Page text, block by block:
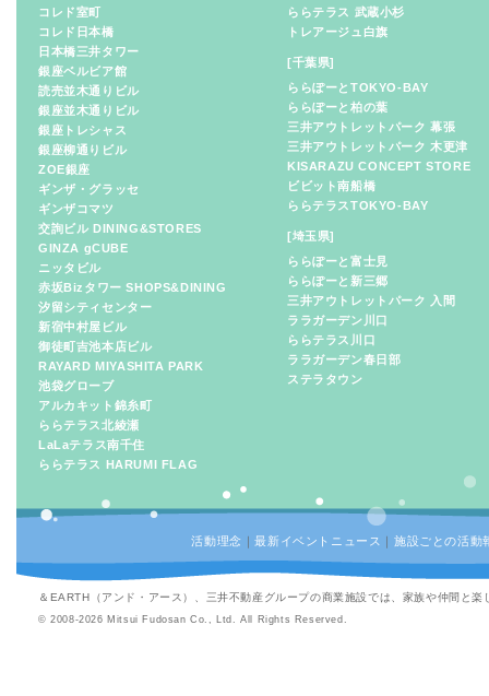
コレド室町
コレド日本橋
日本橋三井タワー
銀座ベルビア館
読売並木通りビル
銀座並木通りビル
銀座トレシャス
銀座柳通りビル
ZOE銀座
ギンザ・グラッセ
ギンザコマツ
交詢ビル DINING&STORES
GINZA gCUBE
ニッタビル
赤坂Bizタワー SHOPS&DINING
汐留シティセンター
新宿中村屋ビル
御徒町吉池本店ビル
RAYARD MIYASHITA PARK
池袋グローブ
アルカキット錦糸町
ららテラス北綾瀬
LaLaテラス南千住
ららテラス HARUMI FLAG
ららテラス 武蔵小杉
トレアージュ白旗
[千葉県]
ららぽーとTOKYO-BAY
ららぽーと柏の葉
三井アウトレットパーク 幕張
三井アウトレットパーク 木更津
KISARAZU CONCEPT STORE
ビビット南船橋
ららテラスTOKYO-BAY
[埼玉県]
ららぽーと富士見
ららぽーと新三郷
三井アウトレットパーク 入間
ララガーデン川口
ららテラス川口
ララガーデン春日部
ステラタウン
活動理念 ｜最新イベントニュース ｜ 施設ごとの活動
＆EARTH（アンド・アース）、三井不動産グループの商業施設では、家族や仲間と
© 2008-2026 Mitsui Fudosan Co., Ltd. All Rights Reserved.